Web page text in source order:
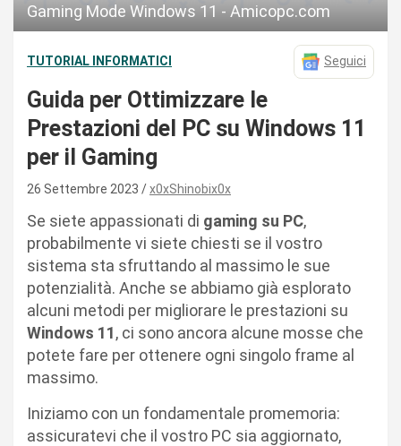
Gaming Mode Windows 11 - Amicopc.com
TUTORIAL INFORMATICI Seguici
Guida per Ottimizzare le
Prestazioni del PC su Windows 11
per il Gaming
26 Settembre 2023 x0xShinobix0x
Se siete appassionati di gaming su PC,
probabilmente vi siete chiesti se il vostro
sistema sta sfruttando al massimo le sue
potenzialità. Anche se abbiamo già esplorato
alcuni metodi per migliorare le prestazioni su
Windows 11, ci sono ancora alcune mosse che
potete fare per ottenere ogni singolo frame al
massimo.
Iniziamo con un fondamentale promemoria:
assicuratevi che il vostro PC sia aggiornato,